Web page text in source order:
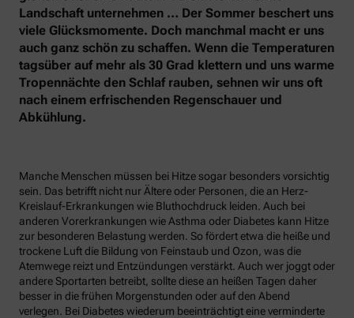
Landschaft unternehmen … Der Sommer beschert uns
viele Glücksmomente. Doch manchmal macht er uns
auch ganz schön zu schaffen. Wenn die Temperaturen
tagsüber auf mehr als 30 Grad klettern und uns warme
Tropennächte den Schlaf rauben, sehnen wir uns oft
nach einem erfrischenden Regenschauer und
Abkühlung.
Manche Menschen müssen bei Hitze sogar besonders vorsichtig
sein. Das betrifft nicht nur Ältere oder Personen, die an Herz-
Kreislauf-Erkrankungen wie Bluthochdruck leiden. Auch bei
anderen Vorerkrankungen wie Asthma oder Diabetes kann Hitze
zur besonderen Belastung werden. So fördert etwa die heiße und
trockene Luft die Bildung von Feinstaub und Ozon, was die
Atemwege reizt und Entzündungen verstärkt. Auch wer joggt oder
andere Sportarten betreibt, sollte diese an heißen Tagen daher
besser in die frühen Morgenstunden oder auf den Abend
verlegen. Bei Diabetes wiederum beeinträchtigt eine verminderte